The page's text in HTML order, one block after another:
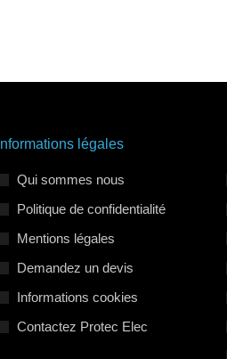
Informations légales
Qui sommes nous
Politique de confidentialité
Mentions légales
Demandez un devis
Informations cookies
Contactez Protec Elec